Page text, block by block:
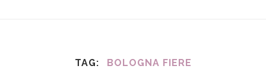
TAG BOLOGNA FIERE